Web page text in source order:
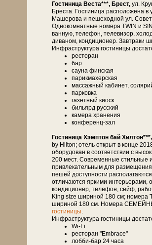
Гостиница Веста***, Брест, ул.
Бреста. Гостиница расположена
Машерова и пешеходной ул.
Однокомнатные номера TWIN и
ванную, телефон, телевизор,
диваном, кондиционер. Завтраки
Инфраструктура гостиницы
ресторан
бар
сауна финская
парикмахерская
массажный кабинет,
парковка
газетный киоск
бильярд русский
камера хранения
конференц-зал
Гостиница Хэмптон бай
by Hilton; отель открыт в конце
оборудован в соответствии с
200 мест. Современные стильные
привлекательным для размещения
пешей доступности
отличаются яркими интерьерами,
кондиционер, телефон, сейф,
King size шириной 180 см;
шириной 180 см. Номера
гостиницы.
Инфраструктура гостиницы
Wi-Fi
ресторан "Embrace"
лобби-бар 24 часа